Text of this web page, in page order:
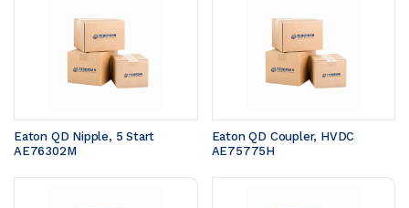
Eaton QD Nipple, 5 Start
AE76302M
Eaton QD Coupler, HVDC
AE75775H